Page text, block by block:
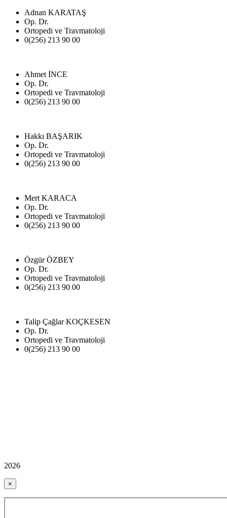
Adnan KARATAŞ
Op. Dr.
Ortopedi ve Travmatoloji
0(256) 213 90 00
Ahmet İNCE
Op. Dr.
Ortopedi ve Travmatoloji
0(256) 213 90 00
Hakkı BAŞARIK
Op. Dr.
Ortopedi ve Travmatoloji
0(256) 213 90 00
Mert KARACA
Op. Dr.
Ortopedi ve Travmatoloji
0(256) 213 90 00
Özgür ÖZBEY
Op. Dr.
Ortopedi ve Travmatoloji
0(256) 213 90 00
Talip Çağlar KOÇKESEN
Op. Dr.
Ortopedi ve Travmatoloji
0(256) 213 90 00
2026
×